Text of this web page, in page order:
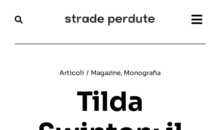
Articoli / Magazine, Monografia
Tilda